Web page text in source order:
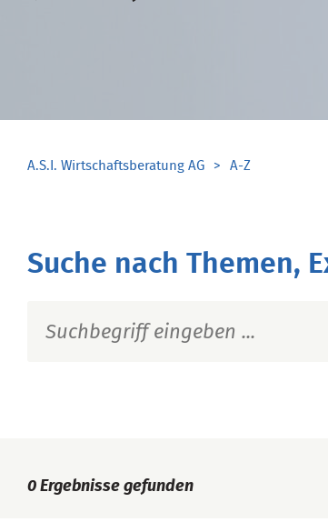
A.S.I. Wirtschaftsberatung AG A-Z
Suche nach Themen,
0 Ergebnisse gefunden